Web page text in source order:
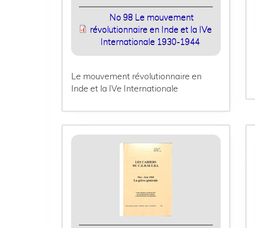
No 98 Le mouvement
révolutionnaire en Inde et la IVe
Internationale 1930-1944
Le mouvement révolutionnaire en
Inde et la IVe Internationale